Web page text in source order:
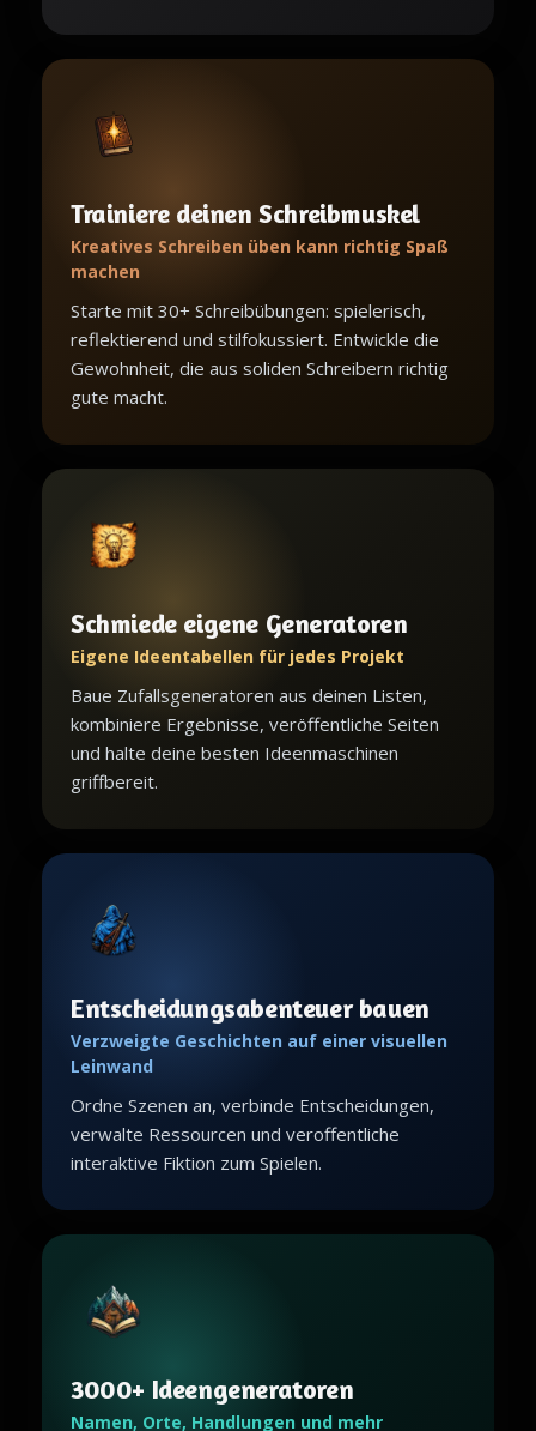
Trainiere deinen Schreibmuskel
Kreatives Schreiben üben kann richtig Spaß
machen
Starte mit 30+ Schreibübungen: spielerisch,
reflektierend und stilfokussiert. Entwickle die
Gewohnheit, die aus soliden Schreibern richtig
gute macht.
Schmiede eigene Generatoren
Eigene Ideentabellen für jedes Projekt
Baue Zufallsgeneratoren aus deinen Listen,
kombiniere Ergebnisse, veröffentliche Seiten
und halte deine besten Ideenmaschinen
griffbereit.
Entscheidungsabenteuer bauen
Verzweigte Geschichten auf einer visuellen
Leinwand
Ordne Szenen an, verbinde Entscheidungen,
verwalte Ressourcen und veroffentliche
interaktive Fiktion zum Spielen.
3000+ Ideengeneratoren
Namen, Orte, Handlungen und mehr